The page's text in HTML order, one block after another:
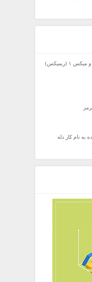
(ریمیکس)
به نام کار دله